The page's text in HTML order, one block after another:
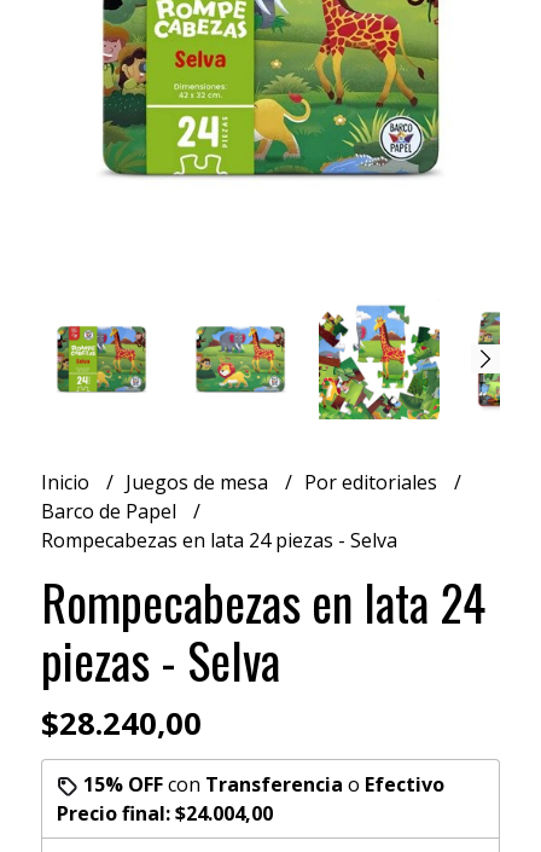
Inicio Juegos de mesa
Por editoriales
Barco de Papel
Rompecabezas en lata 24 piezas - Selva
Rompecabezas en lata 24
piezas - Selva
$28.240,00
15% OFFcon Transferencia o Efectivo
Precio final:$24.004,00